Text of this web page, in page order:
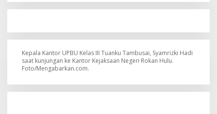
Kepala Kantor UPBU Kelas III Tuanku Tambusai, Syamrizki Hadi
saat kunjungan ke Kantor Kejaksaan Negeri Rokan Hulu.
Foto/Mengabarkan.com.